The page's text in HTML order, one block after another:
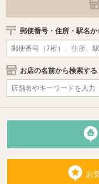
郵便番号・住所・駅名か
お店の名前から検索する
お